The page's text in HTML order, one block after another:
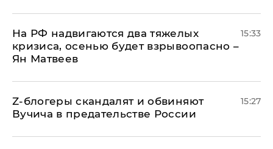
На РФ надвигаются два тяжелых
кризиса, осенью будет взрывоопасно –
Ян Матвеев
15:33
Z-блогеры скандалят и обвиняют
Вучича в предательстве России
15:27